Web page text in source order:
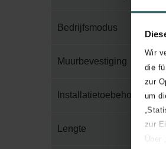
Wir
die
zur
um
zur
Über
Bedrijfsmodus
Muurbevestiging
Installatietoebehoren in
Lengte